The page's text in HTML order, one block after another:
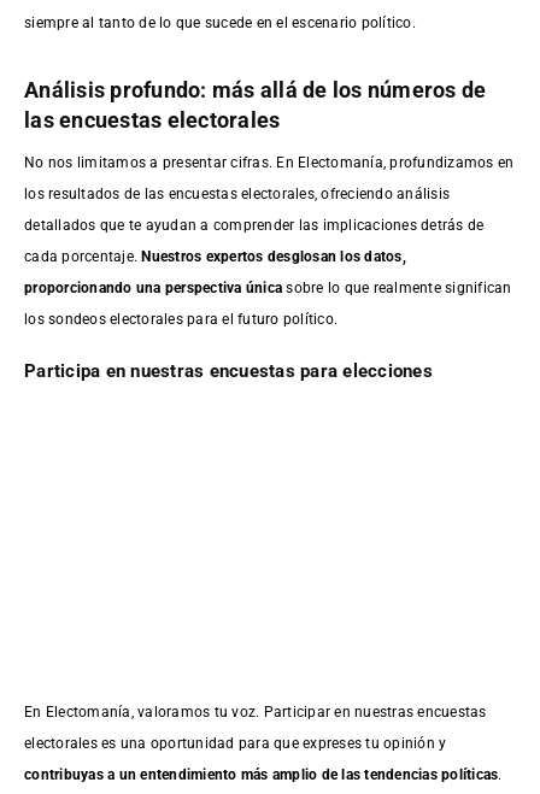
siempre al tanto de lo que sucede en el escenario político.
Análisis profundo: más allá de los números de
las encuestas electorales
No nos limitamos a presentar cifras. En Electomanía, profundizamos en
los resultados de las encuestas electorales, ofreciendo análisis
detallados que te ayudan a comprender las implicaciones detrás de
cada porcentaje.Nuestros expertos desglosan los datos,
proporcionando una perspectiva única sobre lo que realmente significan
los sondeos electorales para el futuro político.
Participa en nuestras encuestas para elecciones
En Electomanía, valoramos tu voz. Participar en nuestras encuestas
electorales es una oportunidad para que expreses tu opinión y
contribuyas a un entendimiento más amplio de las tendencias políticas.